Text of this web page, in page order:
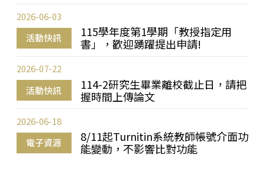
活動快訊
115學年度第1學期「教授指定用
書」，歡迎踴躍提出申請!
2026-06-03
活動快訊
114-2研究生畢業離校截止日，請把
握時間上傳論文
2026-07-22
電子資源
8/11起Turnitin系統教師帳號介面功
能變動，不影響比對功能
2026-06-18